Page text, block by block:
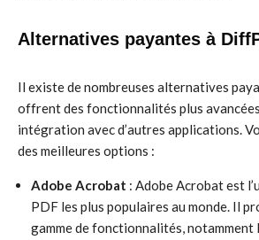
Alternatives payantes à
Il existe de nombreuses alternatives
offrent des fonctionnalités plus
intégration avec d’autres applications.
des meilleures options :
Adobe Acrobat : Adobe Acrobat est
PDF les plus populaires au monde. Il
gamme de fonctionnalités, notamment